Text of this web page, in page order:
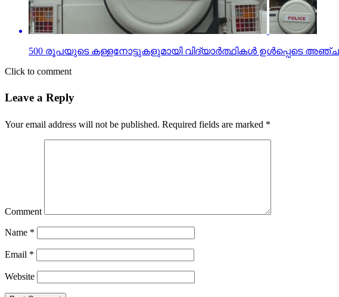
500 രൂപയുടെ കള്ളനോട്ടുകളുമായി വിദ്യാര്‍ത്ഥികള്‍ ഉള്‍പ്പെടെ
Click to comment
Leave a Reply
Your email address will not be published. Required fields are marked *
Comment
Name *
Email *
Website